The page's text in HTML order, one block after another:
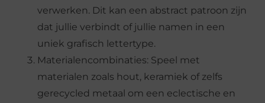
verwerken. Dit kan een abstract patroon zijn
dat jullie verbindt of jullie namen in een
uniek grafisch lettertype.
Materialencombinaties: Speel met
materialen zoals hout, keramiek of zelfs
gerecycled metaal om een eclectische en